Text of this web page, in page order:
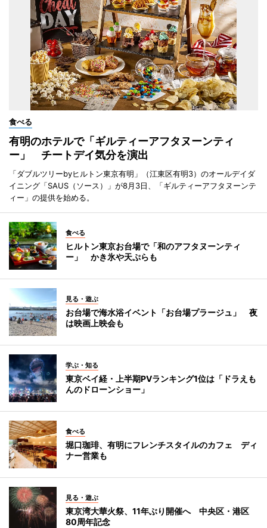
食べる
有明のホテルで「ギルティーアフタヌーンティ
ー」 チートデイ気分を演出
「ダブルツリーbyヒルトン東京有明」（江東区有明3）のオールデイダ
イニング「SAUS（ソース）」が8月3日、「ギルティーアフタヌーンテ
ィー」の提供を始める。
食べる
ヒルトン東京お台場で「和のアフタヌーンティ
ー」 かき氷や天ぷらも
見る・遊ぶ
お台場で海水浴イベント「お台場プラージュ」 夜
は映画上映会も
学ぶ・知る
東京ベイ経・上半期PVランキング1位は「ドラえも
んのドローンショー」
食べる
堀口珈琲、有明にフレンチスタイルのカフェ ディ
ナー営業も
見る・遊ぶ
東京湾大華火祭、11年ぶり開催へ 中央区・港区
80周年記念